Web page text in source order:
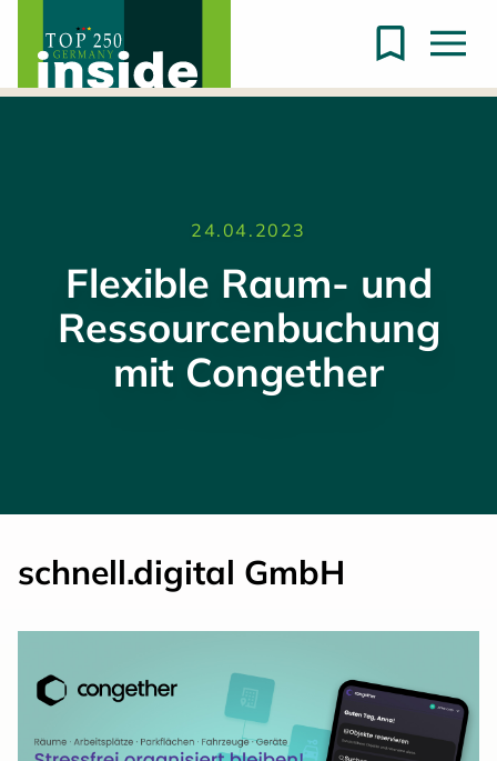
24.04.2023
Flexible Raum- und
Ressourcenbuchung
mit Congether
schnell.digital GmbH